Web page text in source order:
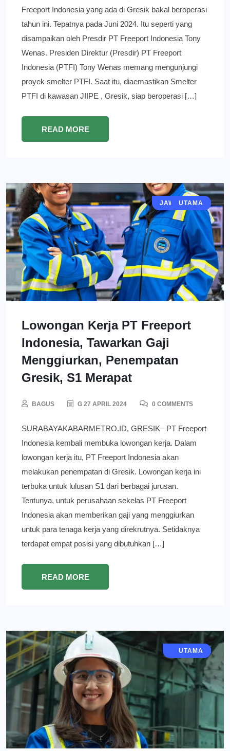
Freeport Indonesia yang ada di Gresik bakal beroperasi
tahun ini. Tepatnya pada Juni 2024. Itu seperti yang
disampaikan oleh Presdir PT Freeport Indonesia Tony
Wenas. Presiden Direktur (Presdir) PT Freeport
Indonesia (PTFI) Tony Wenas memang mengunjungi
proyek smelter PTFI. Saat itu, diaemastikan Smelter
PTFI di kawasan JIIPE , Gresik, siap beroperasi […]
READ MORE
BERITA
EKONOMI
GRESIK
JAWA TIMUR
UTAMA
Lowongan Kerja PT Freeport
Indonesia, Tawarkan Gaji
Menggiurkan, Penempatan
Gresik, S1 Merapat
BAGUS G 27 APRIL 2024 0 COMMENTS
SURABAYAKABARMETRO.ID, GRESIK– PT Freeport
Indonesia kembali membuka lowongan kerja. Dalam
lowongan kerja itu, PT Freeport Indonesia akan
melakukan penempatan di Gresik. Lowongan kerja ini
terbuka untuk lulusan S1 dari berbagai jurusan.
Tentunya, untuk perusahaan sekelas PT Freeport
Indonesia akan memberikan gaji yang menggiurkan
untuk para tenaga kerja yang direkrutnya. Setidaknya
terdapat empat posisi yang dibutuhkan […]
READ MORE
BERITA
EKONOMI
GRESIK
UTAMA